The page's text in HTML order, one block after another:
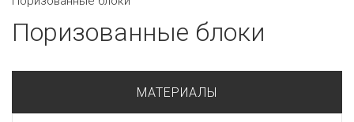
Поризованные блоки
МАТЕРИАЛЫ